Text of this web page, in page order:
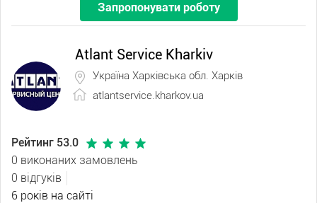
Запропонувати роботу
Atlant Service Kharkiv
Україна Харківська обл. Харків
atlantservice.kharkov.ua
Рейтинг 53.0
0 виконаних замовлень
0 відгуків
6 років на сайті